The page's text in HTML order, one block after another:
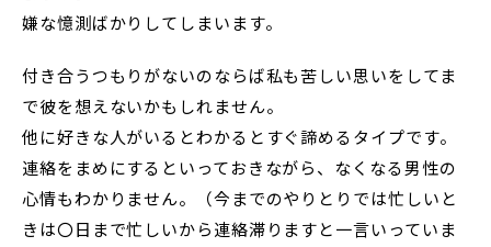
嫌な憶測ばかりしてしまいます。
付き合うつもりがないのならば私も苦しい思いをしてま
で彼を想えないかもしれません。
他に好きな人がいるとわかるとすぐ諦めるタイプです。
連絡をまめにするといっておきながら、なくなる男性の
心情もわかりません。（今までのやりとりでは忙しいと
きは〇日まで忙しいから連絡滞りますと一言いっていま